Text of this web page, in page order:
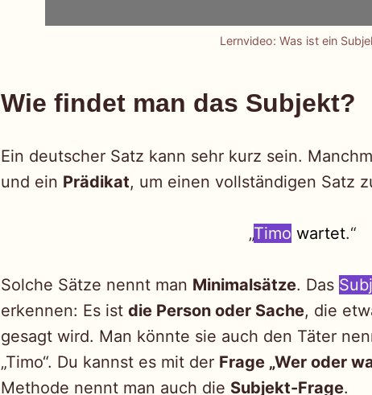
Lernvideo: Was ist ein
Wie findet man das Subjekt?
Ein deutscher Satz kann sehr kurz sein.
und ein Prädikat, um einen vollständigen Satz
„Timo wartet.“
Solche Sätze nennt man Minimalsätze. Das
erkennen: Es ist die Person oder Sache, die
gesagt wird. Man könnte sie auch den Täter
„Timo“. Du kannst es mit der Frage „Wer oder
Methode nennt man auch die Subjekt-Frage.